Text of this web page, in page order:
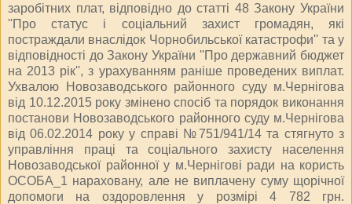
заробітних плат, відповідно до статті 48 Закону України
''Про статус і соціальний захист громадян, які
постраждали внаслідок Чорнобильської катастрофи'' та у
відповідності до Закону України ''Про державний бюджет
на 2013 рік'', з урахуванням раніше проведених виплат.
Ухвалою Новозаводського районного суду м.Чернігова
від 10.12.2015 року змінено спосіб та порядок виконання
постанови Новозаводського районного суду м.Чернігова
від 06.02.2014 року у справі №751/941/14 та стягнуто з
управління праці та соціального захисту населення
Новозаводської районної у м.Чернігові ради на користь
ОСОБА_1 нараховану, але не виплачену суму щорічної
допомоги на оздоровлення у розмірі 4 782 грн.